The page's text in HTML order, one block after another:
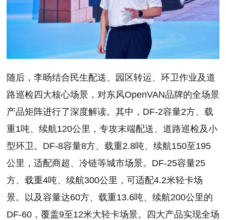
随后，李旸结合民生配送、园区转运、环卫作业及道
路巡检四大核心场景，对东风OpenVAN品牌的全场景
产品矩阵进行了深度解读。其中，DF-2容量2方、载
重1吨、续航120公里，专攻末端配送、道路巡检及小
型环卫。DF-8容量8方、载重2.8吨、续航150至195
公里，适配商超、冷链等城市场景。DF-25容量25
方、载重4吨、续航300公里，可适配4.2米轻卡场
景。以及容量达60方、载重13.6吨、续航200公里的
DF-60，覆盖9至12米大轻卡场景。四大产品实现全场